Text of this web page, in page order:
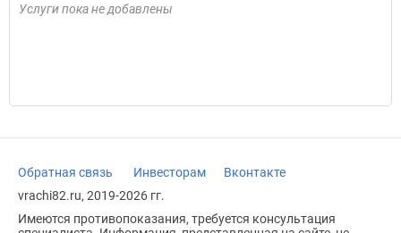
Услуги пока не добавлены
Обратная связь Инвесторам
Вконтакте
vrachi82.ru, 2019-2026 гг.
Имеются противопоказания, требуется консультация